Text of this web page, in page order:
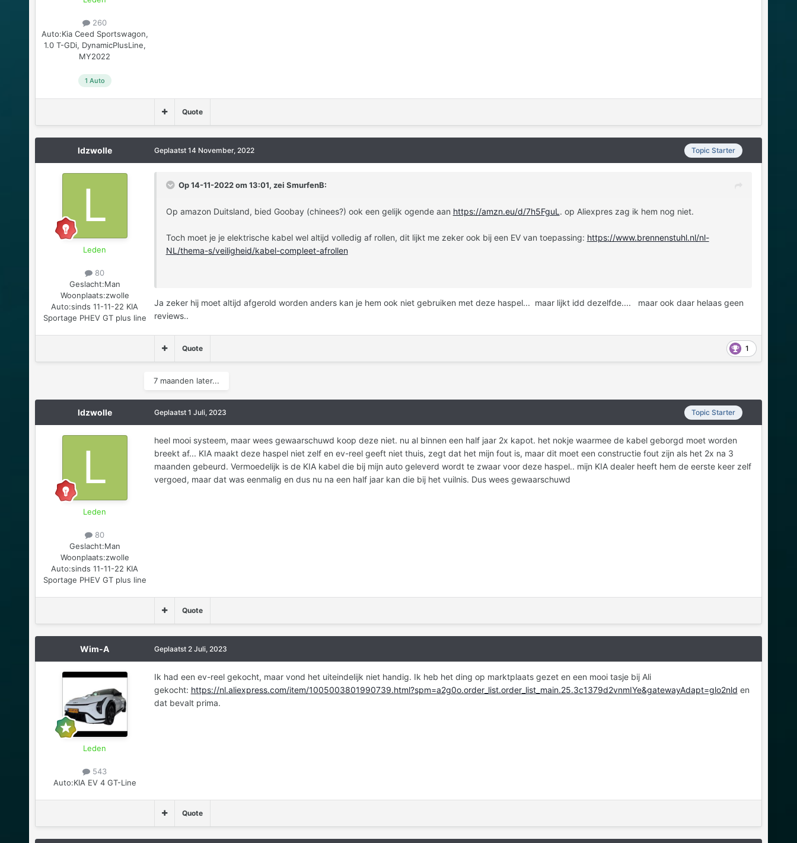
260
Auto:Kia Ceed Sportswagon,
1.0 T-GDi, DynamicPlusLine,
MY2022
1 Auto
Quote
ldzwolle
Leden
80
Geslacht:Man
Woonplaats:zwolle
Auto:sinds 11-11-22 KIA
Sportage PHEV GT plus line
Topic Starter
Geplaatst 14 November, 2022
Op 14-11-2022 om 13:01, zei SmurfenB:
Op amazon Duitsland, bied Goobay (chinees?) ook een gelijk ogende aan https://amzn.eu/d/7h5FguL . op Aliexpres zag ik hem nog niet.
Toch moet je je elektrische kabel wel altijd volledig af rollen, dit lijkt me zeker ook bij een EV van toepassing: https://www.brennenstuhl.nl/nl-
NL/thema-s/veiligheid/kabel-compleet-afrollen
Ja zeker hij moet altijd afgerold worden anders kan je hem ook niet gebruiken met deze haspel... maar lijkt idd dezelfde.... maar ook daar helaas geen
reviews..
1
Quote
7 maanden later...
ldzwolle
Leden
80
Geslacht:Man
Woonplaats:zwolle
Auto:sinds 11-11-22 KIA
Sportage PHEV GT plus line
Topic Starter
Geplaatst 1 Juli, 2023
heel mooi systeem, maar wees gewaarschuwd koop deze niet. nu al binnen een half jaar 2x kapot. het nokje waarmee de kabel geborgd moet worden
breekt af... KIA maakt deze haspel niet zelf en ev-reel geeft niet thuis, zegt dat het mijn fout is, maar dit moet een constructie fout zijn als het 2x na 3
maanden gebeurd. Vermoedelijk is de KIA kabel die bij mijn auto geleverd wordt te zwaar voor deze haspel.. mijn KIA dealer heeft hem de eerste keer zelf
vergoed, maar dat was eenmalig en dus nu na een half jaar kan die bij het vuilnis. Dus wees gewaarschuwd
Quote
Wim-A
Leden
543
Auto:KIA EV 4 GT-Line
Geplaatst 2 Juli, 2023
Ik had een ev-reel gekocht, maar vond het uiteindelijk niet handig. Ik heb het ding op marktplaats gezet en een mooi tasje bij Ali
gekocht: https://nl.aliexpress.com/item/1005003801990739.html?spm=a2g0o.order_list.order_list_main.25.3c1379d2vnmIYe&gatewayAdapt=glo2nld en
dat bevalt prima.
Quote